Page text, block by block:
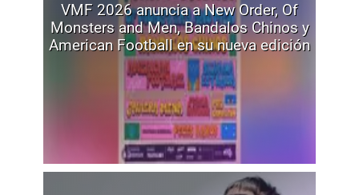
VMF 2026 anuncia a New Order, Of
Monsters and Men, Bandalos Chinos y
American Football en su nueva edición